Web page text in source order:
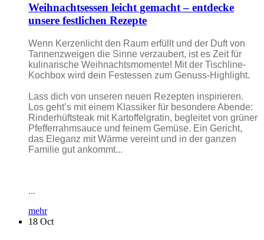
Weihnachtsessen leicht gemacht – entdecke
unsere festlichen Rezepte
Wenn Kerzenlicht den Raum erfüllt und der Duft von
Tannenzweigen die Sinne verzaubert, ist es Zeit für
kulinarische Weihnachtsmomente! Mit der Tischline-
Kochbox wird dein Festessen zum Genuss-Highlight.
Lass dich von unseren neuen Rezepten inspirieren.
Los geht’s mit einem Klassiker für besondere Abende:
Rinderhüftsteak mit Kartoffelgratin, begleitet von grüner
Pfefferrahmsauce und feinem Gemüse. Ein Gericht,
das Eleganz mit Wärme vereint und in der ganzen
Familie gut ankommt...
...
mehr
18 Oct